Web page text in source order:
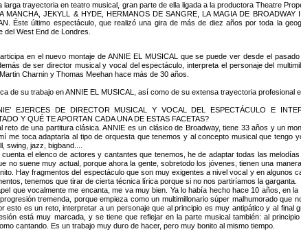
larga trayectoria en teatro musical, gran parte de ella ligada a la productora Theatre
MANCHA, JEKYLL & HYDE, HERMANOS DE SANGRE, LA MAGIA DE
Éste último espectáculo, que realizó una gira de más de diez años por toda la
West End de Londres.
en el nuevo montaje de ANNIE EL MUSICAL que se puede ver desde el
de ser director musical y vocal del espectáculo, interpreta el personaje del
Charnin y Thomas Meehan hace más de 30 años.
de su trabajo en ANNIE EL MUSICAL, así como de su extensa trayectoria profesional
EJERCES DE DIRECTOR MUSICAL Y VOCAL DEL ESPECTÁCULO E
Y QUÉ TE APORTAN CADA UNA DE ESTAS FACETAS?
reto de una partitura clásica. ANNIE es un clásico de Broadway, tiene 33 años y un
me toca adaptarla al tipo de orquesta que tenemos y al concepto musical que tengo
swing, jazz, bigband....
cuenta el elenco de actores y cantantes que tenemos, he de adaptar todas las
no suene muy actual, porque ahora la gente, sobretodo los jóvenes, tienen una
Hay fragmentos del espectáculo que son muy exigentes a nivel vocal y en algunos
tenemos que tirar de cierta técnica lírica porque si no nos partiríamos la garganta.
que vocalmente me encanta, me va muy bien. Ya lo había hecho hace 10 años, en
tremenda, porque empieza como un multimillonario súper malhumorado que
es un reto, interpretar a un personaje que al principio es muy antipático y al final
está muy marcada, y se tiene que reflejar en la parte musical también: al
cantando. Es un trabajo muy duro de hacer, pero muy bonito al mismo tiempo.